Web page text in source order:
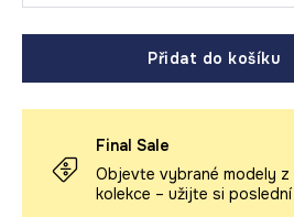
Přidat do košíku
Final Sale
Objevte vybrané modely z
kolekce – užijte si